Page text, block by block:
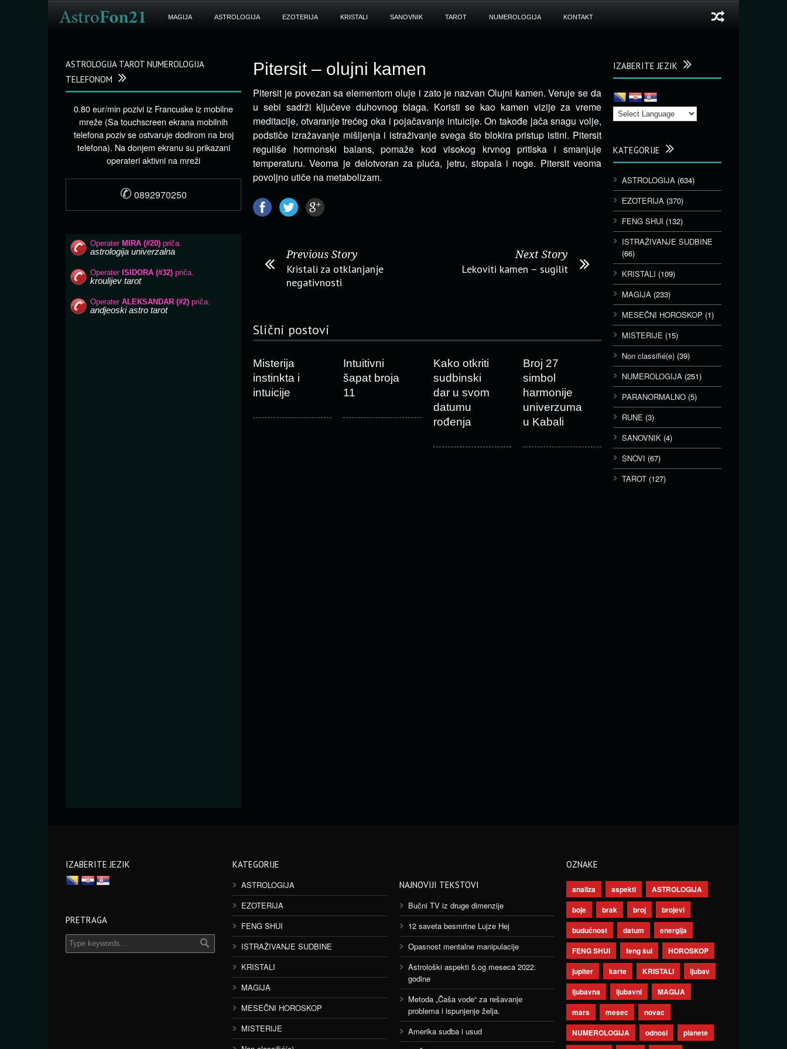
MAGIJA ASTROLOGIJA EZOTERIJA KRISTALI SANOVNIK TAROT NUMEROLOGIJA KONTAKT
Pitersit – olujni kamen
Pitersit je povezan sa elementom oluje i zato je nazvan Olujni kamen. Veruje se da
u sebi sadrži ključeve duhovnog blaga. Koristi se kao kamen vizije za vreme
meditacije, otvaranje trećeg oka i pojačavanje intuicije. On takođe jača snagu volje,
podstiče izražavanje mišljenja i istraživanje svega što blokira pristup istini. Pitersit
reguliše hormonski balans, pomaže kod visokog krvnog pritiska i smanjuje
temperaturu. Veoma je delotvoran za pluća, jetru, stopala i noge. Pitersit veoma
povoljno utiče na metabolizam.
Previous Story
Kristali za otklanjanje
negativnosti
Next Story
Lekoviti kamen – sugilit
Slični postovi
Misterija
instinkta i
intuicije
Intuitivni
šapat broja
11
Kako otkriti
sudbinski
dar u svom
datumu
rođenja
Broj 27
simbol
harmonije
univerzuma
u Kabali
IZABERITE JEZIK
KATEGORIJE
ASTROLOGIJA (634)
EZOTERIJA (370)
FENG SHUI (132)
ISTRAŽIVANJE SUDBINE
(66)
KRISTALI (109)
MAGIJA (233)
MESEČNI HOROSKOP (1)
MISTERIJE (15)
Non classifié(e) (39)
NUMEROLOGIJA (251)
PARANORMALNO (5)
RUNE (3)
SANOVNIK (4)
SNOVI (67)
TAROT (127)
ASTROLOGIJA TAROT NUMEROLOGIJA
TELEFONOM
0.80 eur/min pozivi iz Francuske iz mobilne
mreže (Sa touchscreen ekrana mobilnih
telefona poziv se ostvaruje dodirom na broj
telefona). Na donjem ekranu su prikazani
operateri aktivni na mreži
✆ 0892970250
IZABERITE JEZIK
PRETRAGA
KATEGORIJE
ASTROLOGIJA
EZOTERIJA
FENG SHUI
ISTRAŽIVANJE SUDBINE
KRISTALI
MAGIJA
MESEČNI HOROSKOP
MISTERIJE
NAJNOVIJI TEKSTOVI
Bučni TV iz druge dimenzije
12 saveta besmrtne Lujze Hej
Opasnost mentalne manipulacije
Astrološki aspekti 5.og meseca 2022.
godine
Metoda „Čaša vode“ za rešavanje
problema i ispunjenje želja.
Amerika sudba i usud
OZNAKE
analiza aspekti
ASTROLOGIJA
boje
brak broj
brojevi
budućnost
datum
energija
FENG SHUI
feng šui
HOROSKOP
jupiter
karte KRISTALI
ljubav
ljubavna
ljubavni
MAGIJA
mars
mesec
novac
NUMEROLOGIJA
odnosi
planete